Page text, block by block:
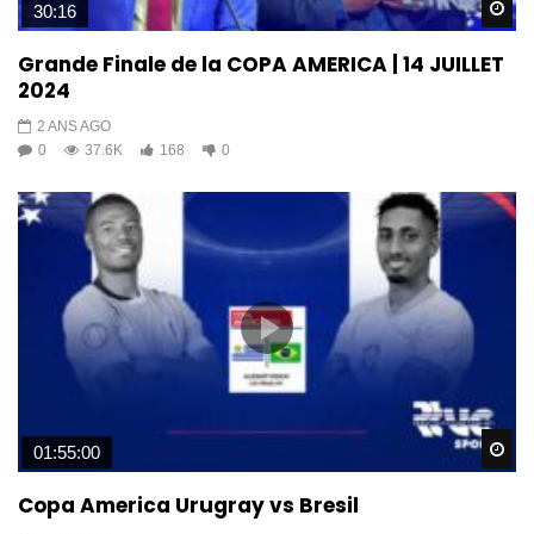
30:16
Grande Finale de la COPA AMERICA | 14 JUILLET
2024
2 ANS AGO
0
37.6K 168 0
01:55:00
Copa America Urugray vs Bresil